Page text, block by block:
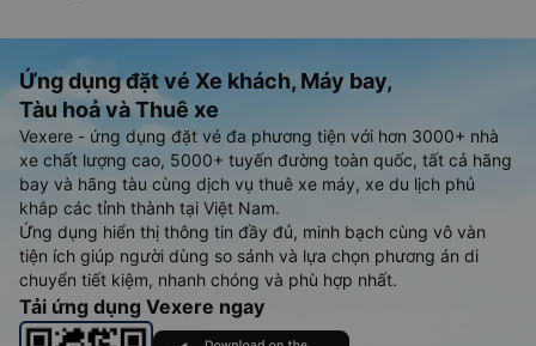
Ứng dụng đặt vé Xe khách, Máy bay,
Tàu hoả và Thuê xe
Vexere - ứng dụng đặt vé đa phương tiện với hơn 3000+ nhà
xe chất lượng cao, 5000+ tuyến đường toàn quốc, tất cả hãng
bay và hãng tàu cùng dịch vụ thuê xe máy, xe du lịch phủ
khắp các tỉnh thành tại Việt Nam.
Ứng dụng hiển thị thông tin đầy đủ, minh bạch cùng vô vàn
tiện ích giúp người dùng so sánh và lựa chọn phương án di
chuyển tiết kiệm, nhanh chóng và phù hợp nhất.
Tải ứng dụng Vexere ngay